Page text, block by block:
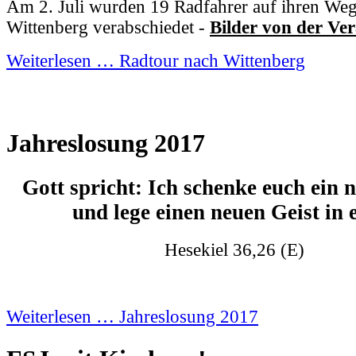
Am 2. Juli wurden 19 Radfahrer auf ihren
Wittenberg verabschiedet - Bilder von der
Weiterlesen … Radtour nach Wittenberg
Jahreslosung 2017
Gott spricht: Ich schenke euch ein
und lege einen neuen Geist in
Hesekiel 36,26 (E)
Weiterlesen … Jahreslosung 2017